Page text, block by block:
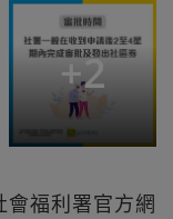
+2
福利署官方網